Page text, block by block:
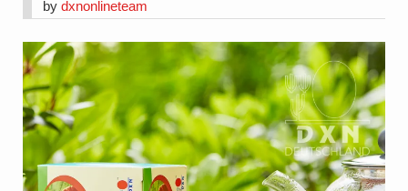
bydxnonlineteam